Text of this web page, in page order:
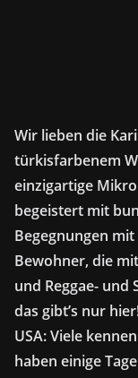
Wir lieben die
türkisfarbenem
einzigartige
begeistert mit
Begegnungen
Bewohner, die
und Reggae- und
das gibt’s nur
USA: Viele
haben einige